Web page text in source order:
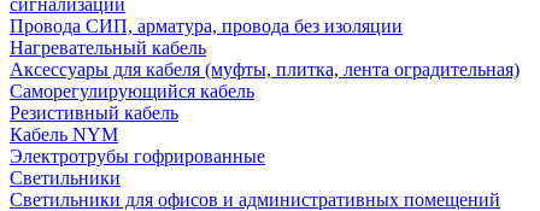
сигнализации
Провода СИП, арматура, провода без изоляции
Нагревательный кабель
Аксессуары для кабеля (муфты, плитка, лента оградительная)
Саморегулирующийся кабель
Резистивный кабель
Кабель NYM
Электротрубы гофрированные
Светильники
Светильники для офисов и административных помещений